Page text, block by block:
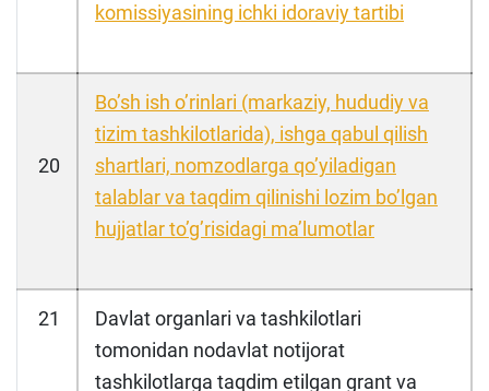
komissiyasining ichki idoraviy tartibi
20
Boʼsh ish oʼrinlari (markaziy, hududiy va
tizim tashkilotlarida), ishga qabul qilish
shartlari, nomzodlarga qoʼyiladigan
talablar va taqdim qilinishi lozim boʼlgan
hujjatlar toʼgʼrisidagi maʼlumotlar
21
Davlat organlari va tashkilotlari
tomonidan nodavlat notijorat
tashkilotlarga taqdim etilgan grant va